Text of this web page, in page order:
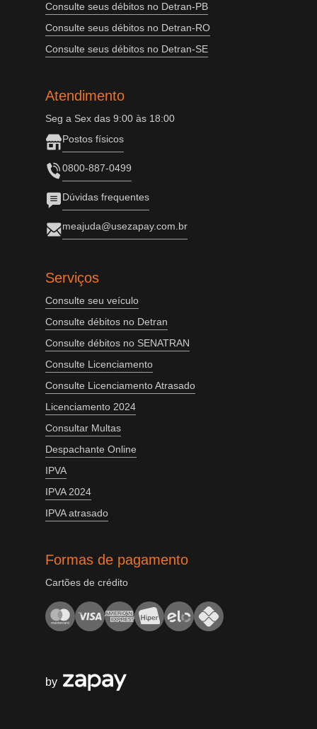
Consulte seus débitos no Detran-PB
Consulte seus débitos no Detran-RO
Consulte seus débitos no Detran-SE
Atendimento
Seg a Sex das 9:00 às 18:00
Postos físicos
0800-887-0499
Dúvidas frequentes
meajuda@usezapay.com.br
Serviços
Consulte seu veículo
Consulte débitos no Detran
Consulte débitos no SENATRAN
Consulte Licenciamento
Consulte Licenciamento Atrasado
Licenciamento 2024
Consultar Multas
Despachante Online
IPVA
IPVA 2024
IPVA atrasado
Formas de pagamento
Cartões de crédito
by